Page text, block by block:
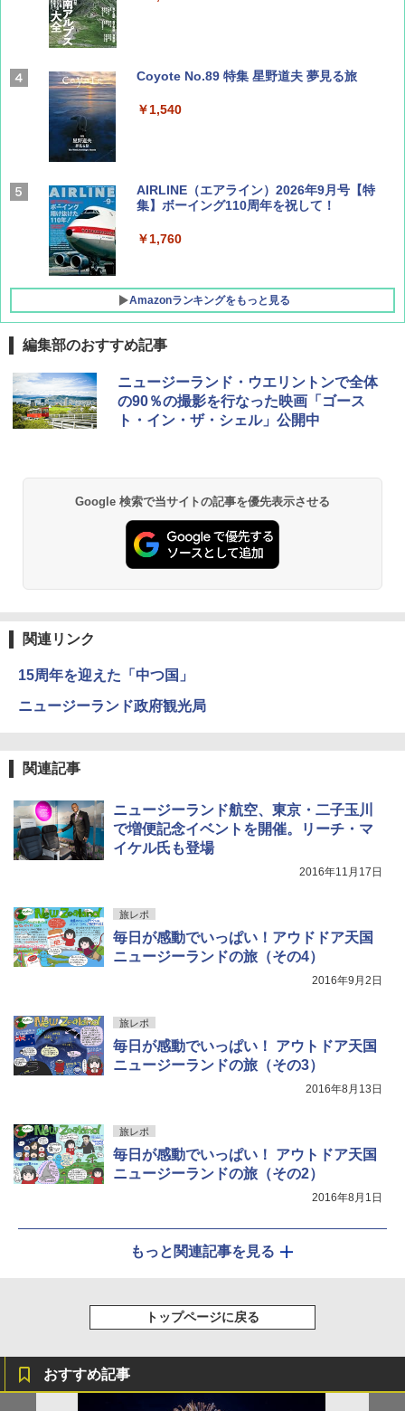
Coyote No.89 特集 星野道夫 夢見る旅
￥1,540
AIRLINE（エアライン）2026年9月号【特
集】ボーイング110周年を祝して！
￥1,760
Amazonランキングをもっと見る
D40 地球の歩き方 チェンマイ タイ北部の魅
力的な町 2026～2027 地球の歩き方D アジア
￥2,079
球の歩き方A ヨーロッパ
￥2,479
A26 地球の歩き方 チェコ ポーランド スロヴ
新しい日本地理 地図・統計・移動から読み
解く (講談社現代新書)
[キャンパーズコレクション 山善] ポップアッ
プテント 傘みたいに広げて畳める パッとサ
ッとサンシェード キューブ フルクローズ メ
ッシュ 簡単設置 ワンタッチテント キャンプ
PYKES PEAK (パイクスピーク) 着替えテン
ト プライバシー テント 【中が透けない】 1
人用 折りたたみ 防災グッズ 災害用トイレ ビ
ーチ ピクニック ポップアップテント 携帯 簡
ENDLESS BASE 《めざましテレビで紹介》
テント ワンタッチ RENEW 幅200 2-3人用 43
500002(88859)
広げるだけ パッとサッとテント ブラックコ
ーティング フルクローズ メッシュ 3-4人用
簡単設置 ポップアップテント エクルベージ
ュ(BC仕様) PATC-150B(EB)
[キャンパーズコレクション 山善] 傘みたいに
広げるだけ パッとサッとテント キューブワ
イド ブラックコーティング フルクローズ メ
ッシュ 4人用 簡単設置 ポップアップテント P
￥-
DEWEL パラソル 大型 ビーチ アウトドアパ
ラソル ガーデン サイトシート付 折りたたみ
防水 UVカット 4段階高さ調整 軽量 収納袋付
き
BUNDOK(バンドック)ソロ ドーム 1 EX BDK
-08EX カーキ ソロキャンプ ポリエステル フ
レーム テント
￥14,800
￥2,980
r Foundation コラボ Aフレーム メンズ レデ
ィース 帽子 スナップバック a-frame 9フォー
ティー男女兼用ユニセックス 夏用 日除けUV
ケア FREE
熊撃退スプレー 熊よけスプレー 熊スプレー
【日本企業販売】超強力クマ対策スプレー 30
0ml（連続噴射30秒）110ml（連続噴射15
秒）射程5～10m 安全ロック搭載 携帯収納袋
防災用品 長期保存可能 緊急時用 日本国内発
送
￥3,680
編集部のおすすめ記事
ニュージーランド・ウエリントンで全体
の90％の撮影を行なった映画「ゴース
ト・イン・ザ・シェル」公開中
Google 検索で当サイトの記事を優先表示させる
関連リンク
15周年を迎えた「中つ国」
ニュージーランド政府観光局
関連記事
ニュージーランド航空、東京・二子玉川
で増便記念イベントを開催。リーチ・マ
イケル氏も登場
2016年11月17日
旅レポ
毎日が感動でいっぱい！アウドドア天国
ニュージーランドの旅（その4）
2016年9月2日
旅レポ
毎日が感動でいっぱい！ アウトドア天国
ニュージーランドの旅（その3）
2016年8月13日
旅レポ
毎日が感動でいっぱい！ アウトドア天国
ニュージーランドの旅（その2）
2016年8月1日
もっと関連記事を見る
トップページに戻る
おすすめ記事